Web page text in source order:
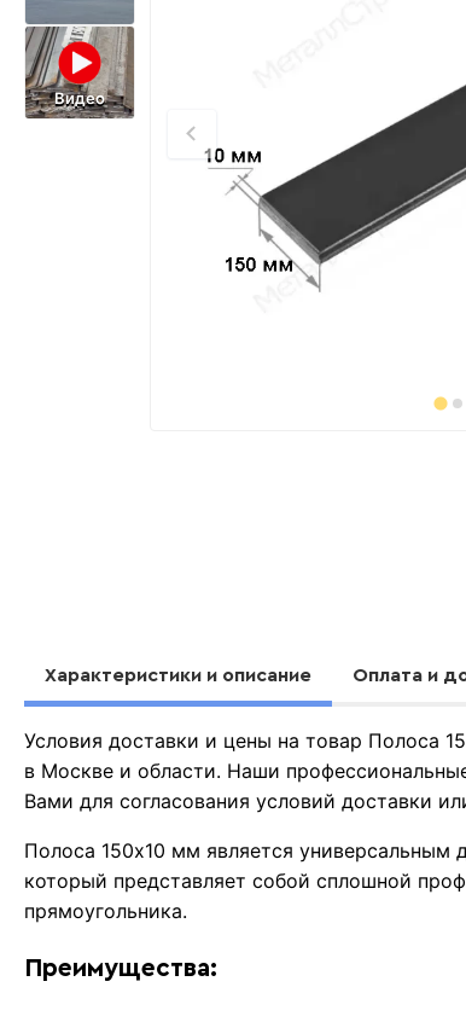
Видео
Характеристики и описание Оплата и
Условия доставки и цены на товар Полоса
в Москве и области. Наши
Вами для согласования условий доставки
Полоса 150х10 мм является
который представляет собой сплошной
прямоугольника.
Преимущества: